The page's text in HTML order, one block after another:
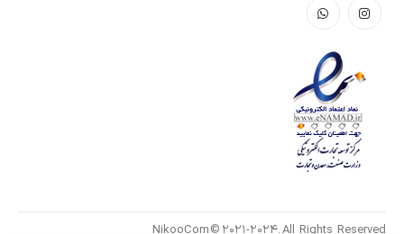
NikooCom © 2021-2024. All Rights Reserved